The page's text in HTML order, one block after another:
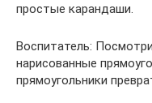
простые карандаши.
Воспитатель:
нарисованные
прямоугольники